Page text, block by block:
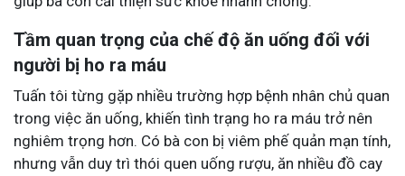
Tầm quan trọng của chế độ ăn uống đối với
người bị ho ra máu
Tuấn tôi từng gặp nhiều trường hợp bệnh nhân chủ quan
trong việc ăn uống, khiến tình trạng ho ra máu trở nên
nghiêm trọng hơn. Có bà con bị viêm phế quản mạn tính,
nhưng vẫn duy trì thói quen uống rượu, ăn nhiều đồ cay